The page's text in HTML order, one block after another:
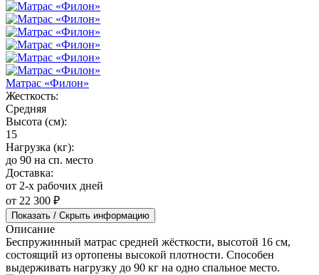
Матрас «Филон»
Жесткость:
Средняя
Высота (см):
15
Нагрузка (кг):
до 90 на сп. место
Доставка:
от 2-х рабочих дней
от 22 300 ₽
Показать / Скрыть информацию
Описание
Беспружинный матрас средней жёсткости, высотой 16 см,
состоящий из ортопены высокой плотности. Способен
выдерживать нагрузку до 90 кг на одно спальное место.